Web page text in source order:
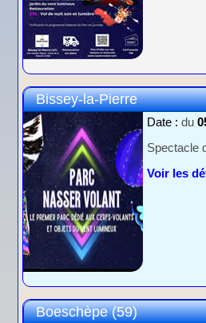
Bissey-la-Pierre
Date : du
Spectacle
Voir les
Boeschèpe (59)